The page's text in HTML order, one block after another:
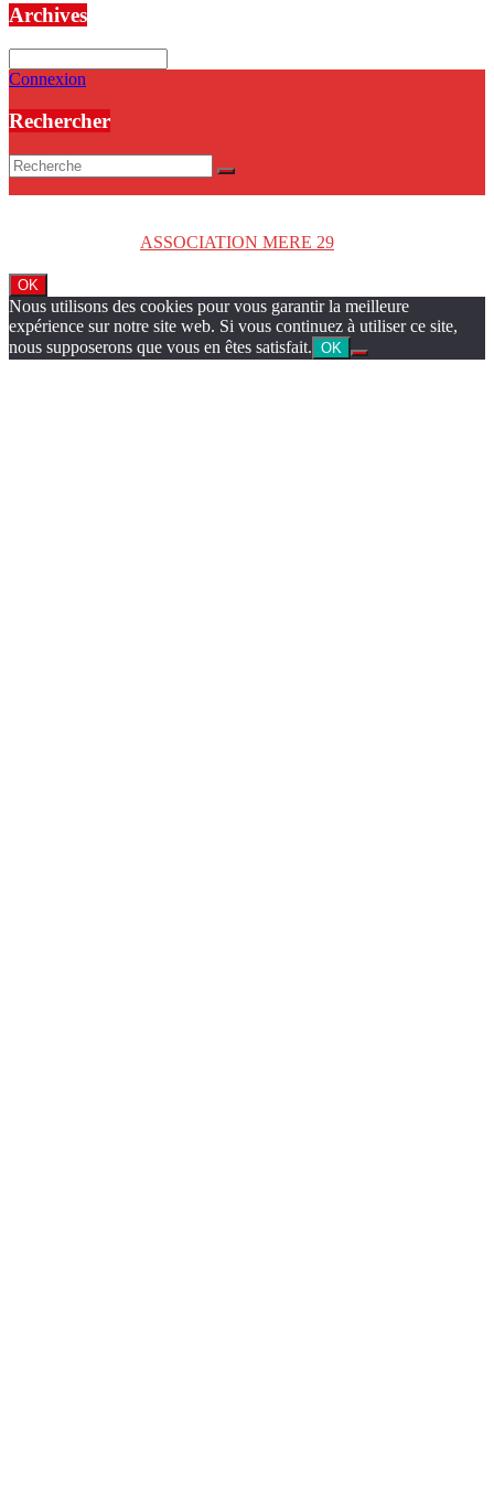
Archives
Connexion
Rechercher
ASSOCIATION MERE 29
OK
Nous utilisons des cookies pour vous garantir la meilleure
expérience sur notre site web. Si vous continuez à utiliser ce site,
nous supposerons que vous en êtes satisfait. OK